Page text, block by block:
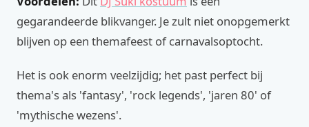
gegarandeerde blikvanger. Je zult niet onopgemerkt
blijven op een themafeest of carnavalsoptocht.
Het is ook enorm veelzijdig; het past perfect bij
thema's als 'fantasy', 'rock legends', 'jaren 80' of
'mythische wezens'.